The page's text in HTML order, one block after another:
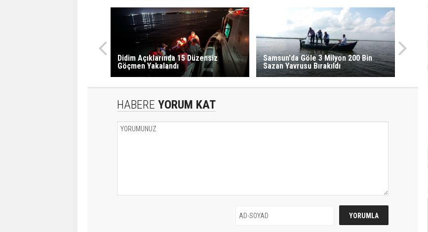
Didim Açıklarında 15 Düzensiz
Göçmen Yakalandı
Samsun'da Göle 3 Milyon 200 Bin
Sazan Yavrusu Bırakıldı
HABERE YORUM KAT